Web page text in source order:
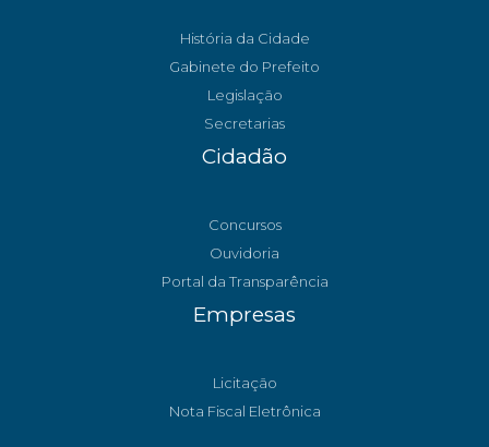
História da Cidade
Gabinete do Prefeito
Legislação
Secretarias
Cidadão
Concursos
Ouvidoria
Portal da Transparência
Empresas
Licitação
Nota Fiscal Eletrônica